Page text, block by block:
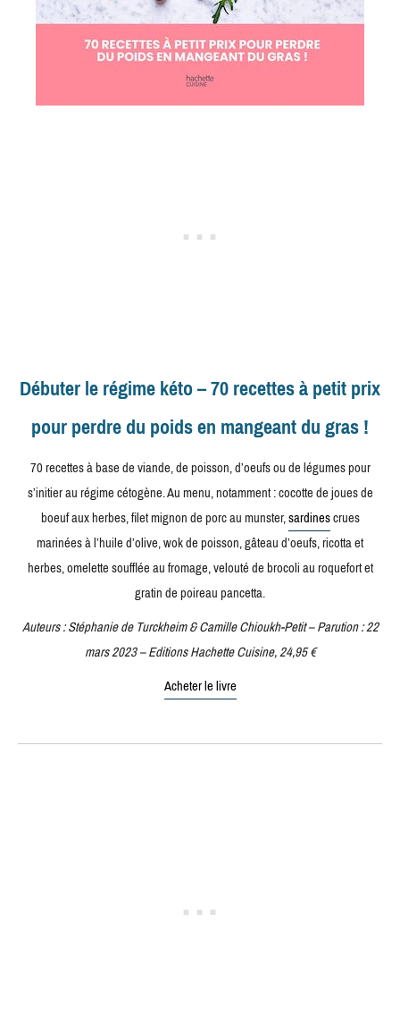
Débuter le régime kéto – 70 recettes à petit prix
pour perdre du poids en mangeant du gras !
70 recettes à base de viande, de poisson, d’oeufs ou de légumes pour
s’initier au régime cétogène. Au menu, notamment : cocotte de joues de
boeuf aux herbes, filet mignon de porc au munster,sardinescrues
marinées à l’huile d’olive, wok de poisson, gâteau d’oeufs, ricotta et
herbes, omelette soufflée au fromage, velouté de brocoli au roquefort et
gratin de poireau pancetta.
Auteurs : Stéphanie de Turckheim & Camille Chioukh-Petit – Parution : 22
mars 2023 – Editions Hachette Cuisine, 24,95 €
Acheter le livre